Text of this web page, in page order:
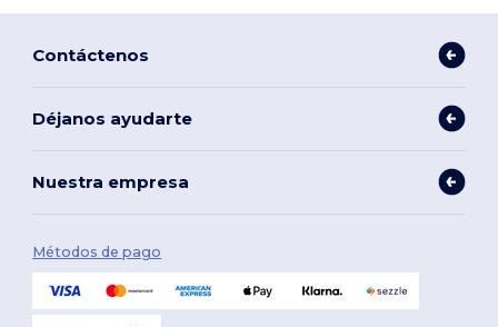
Contáctenos
Déjanos ayudarte
Nuestra empresa
Métodos de pago